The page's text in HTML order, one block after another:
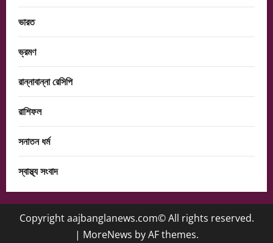
ভারত
ভ্রমণ
রান্নাবান্না রেসিপি
রাশিফল
সনাতন ধর্ম
স্বাস্থ্য সংবাদ
Copyright aajbanglanews.com© All rights reserved.
| MoreNews by AF themes.